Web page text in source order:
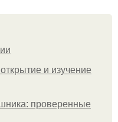
и изучение
проверенные